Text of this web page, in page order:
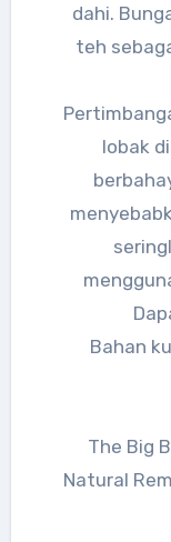
dahi.
teh
lobak
Bahan
The Big
Natural
Tanaman
Tanaman